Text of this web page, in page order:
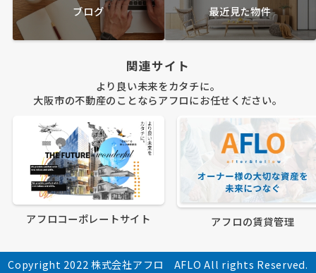
ブログ 最近見た物件
関連サイト
より良い未来をカタチに。
大阪市の不動産のことならアフロにお任せください。
アフロコーポレートサイト アフロの賃貸管理
Copyright 2022 株式会社アフロ AFLO All rights Reserved.